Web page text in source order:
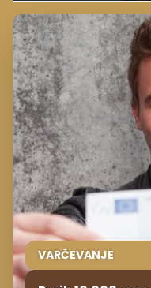
VARČEVANJE